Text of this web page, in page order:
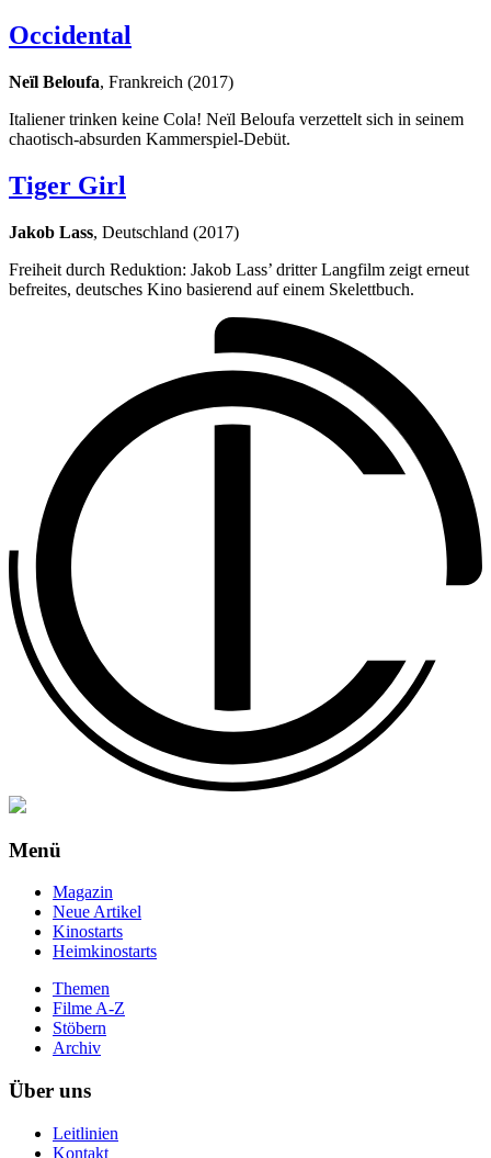
Occidental
Neïl Beloufa, Frankreich (2017)
Italiener trinken keine Cola! Neïl Beloufa verzettelt sich in seinem
chaotisch-absurden Kammerspiel-Debüt.
Tiger Girl
Jakob Lass, Deutschland (2017)
Freiheit durch Reduktion: Jakob Lass’ dritter Langfilm zeigt erneut
befreites, deutsches Kino basierend auf einem Skelettbuch.
Menü
Magazin
Neue Artikel
Kinostarts
Heimkinostarts
Themen
Filme A-Z
Stöbern
Archiv
Über uns
Leitlinien
Kontakt